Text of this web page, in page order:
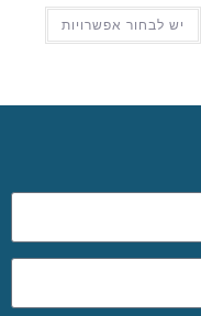
יש לבחור אפשרויות